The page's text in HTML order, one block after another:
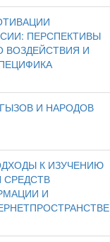
ПЕРСПЕКТИВЫ
ВОЗДЕЙСТВИЯ И
И НАРОДОВ
К ИЗУЧЕНИЮ
СРЕДСТВ
И